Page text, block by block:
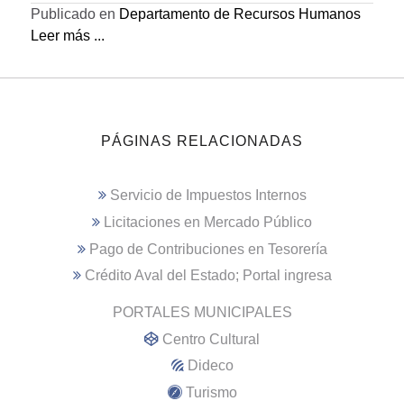
Publicado en Departamento de Recursos Humanos
Leer más ...
PÁGINAS RELACIONADAS
Servicio de Impuestos Internos
Licitaciones en Mercado Público
Pago de Contribuciones en Tesorería
Crédito Aval del Estado; Portal ingresa
PORTALES MUNICIPALES
Centro Cultural
Dideco
Turismo